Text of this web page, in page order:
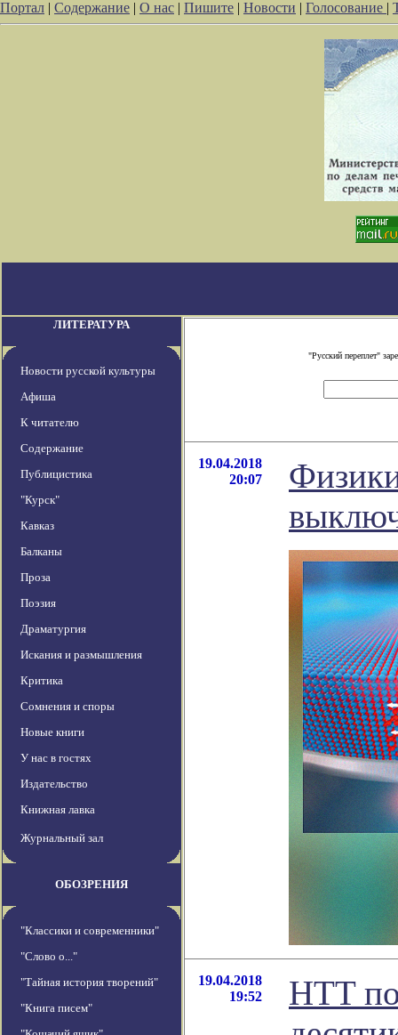
Портал | Содержание | О нас | Пишите | Новости | Голосование |
ЛИТЕРАТУРА
Новости русской культуры
Афиша
К читателю
Содержание
Публицистика
"Курск"
Кавказ
Балканы
Проза
Поэзия
Драматургия
Искания и размышления
Критика
Сомнения и споры
Новые книги
У нас в гостях
Издательство
Книжная лавка
Журнальный зал
ОБОЗРЕНИЯ
"Классики и современники"
"Слово о..."
"Тайная история творений"
"Книга писем"
"Русский переплет"
19.04.2018
20:07
19.04.2018
19:52
HTT